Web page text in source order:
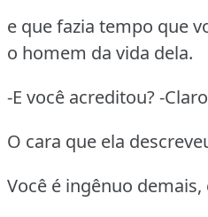
e que fazia tempo que
o homem da vida dela.
-E você acreditou? -
O cara que ela
Você é ingênuo demais,